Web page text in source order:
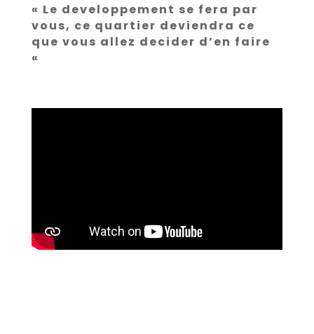
« Le developpement se fera par
vous, ce quartier deviendra ce
que vous allez decider d’en faire
«